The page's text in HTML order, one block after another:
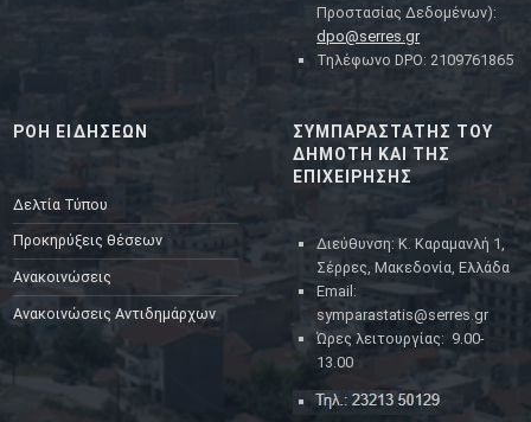
Προστασίας Δεδομένων):
dpo@serres.gr
Τηλέφωνο DPO: 2109761865
ΡΟΗ ΕΙΔΗΣΕΩΝ
Δελτία Τύπου
Προκηρύξεις θέσεων
Ανακοινώσεις
Ανακοινώσεις Αντιδημάρχων
ΣΥΜΠΑΡΑΣΤΑΤΗΣ ΤΟΥ
ΔΗΜΟΤΗ ΚΑΙ ΤΗΣ
ΕΠΙΧΕΙΡΗΣΗΣ
Διεύθυνση: Κ. Καραμανλή 1,
Σέρρες, Μακεδονία, Ελλάδα
Email:
symparastatis@serres.gr
Ώρες λειτουργίας: 9.00-
13.00